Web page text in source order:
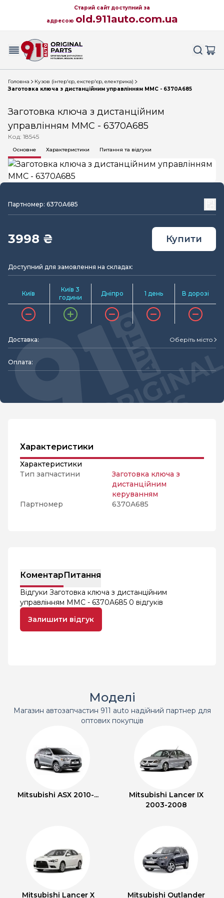
Старий сайт доступний за
адресою old.911auto.com.ua
Головна
Кузов (інтер'єр, екстер'єр, електрика)
Заготовка ключа з дистанційним управлінням MMC - 6370A685
Заготовка ключа з дистанційним
управлінням MMC - 6370A685
Код: 18545
Основне Характеристики Питання та відгуки
Партномер: 6370A685
3998 ₴ Купити
Доступний для замовлення на складах:
Київ
Київ 3
години
Дніпро 1 день В дорозі
Доставка: Оберіть місто
Оплата:
Характеристики
Характеристики
Тип запчастини
Заготовка ключа з
дистанційним
керуванням
Партномер
6370A685
КоментарПитання
Відгуки Заготовка ключа з дистанційним
управлінням MMC - 6370A685 0 відгуків
Залишити відгук
Моделі
Магазин автозапчастин 911 auto надійний партнер для
оптових покупців
Mitsubishi ASX 2010-...
Mitsubishi Lancer IX
2003-2008
Mitsubishi Lancer X Mitsubishi Outlander